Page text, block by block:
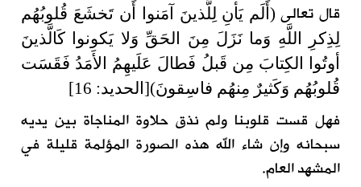
قال تعالى (أَلَم يَأنِ لِلَّذينَ آمَنوا أَن تَخشَعَ قُلوبُهُم
لِذِكرِ اللَّهِ وَما نَزَلَ مِنَ الحَقِّ وَلا يَكونوا كَالَّذينَ
أوتُوا الكِتابَ مِن قَبلُ فَطالَ عَلَيهِمُ الأَمَدُ فَقَسَت
قُلوبُهُم وَكَثيرٌ مِنهُم فاسِقونَ)[الحديد: 16]
فهل قست قلوبنا ولم نذق حلاوة المناجاة بين يديه
سبحانه وإن شاء الله هذه الصورة المؤلمة قليلة في
المشهد العام.